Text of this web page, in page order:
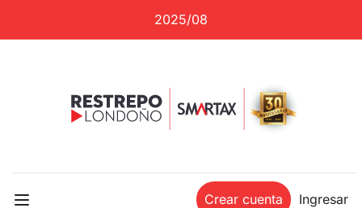
2025/08
Crear cuenta Ingresar